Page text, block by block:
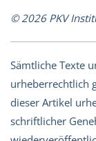
© 2026 PKV
Sämtliche Texte
urheberrechtlich
dieser Artikel
schriftlicher